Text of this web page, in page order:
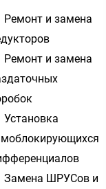
Ремонт и замена
Ремонт и замена
Установка
Замена ШРУСов и